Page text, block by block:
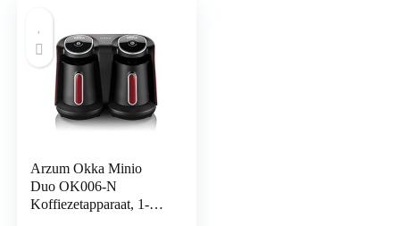
Arzum Okka Minio
Duo OK006-N
Koffiezetapparaat, 1-8